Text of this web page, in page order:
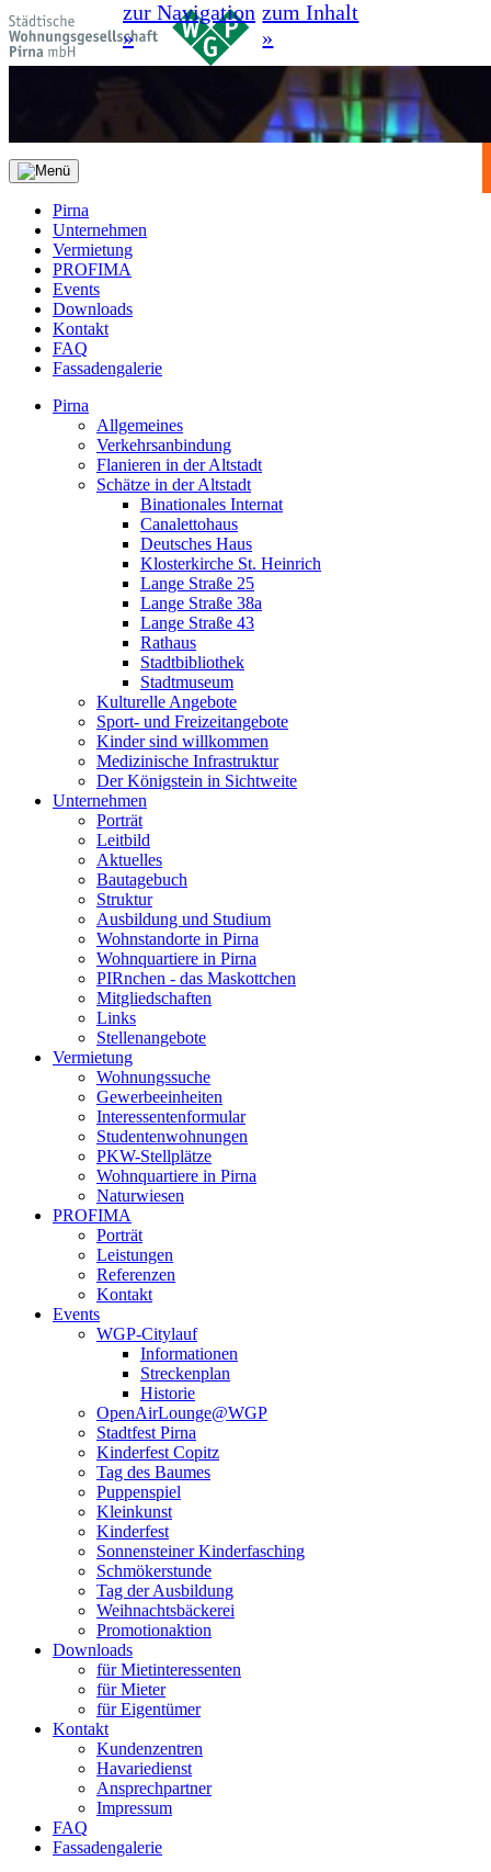
zur Navigation
»
zum Inhalt
»
Pirna
Unternehmen
Vermietung
PROFIMA
Events
Downloads
Kontakt
FAQ
Fassadengalerie
Pirna
Allgemeines
Verkehrsanbindung
Flanieren in der Altstadt
Schätze in der Altstadt
Binationales Internat
Canalettohaus
Deutsches Haus
Klosterkirche St. Heinrich
Lange Straße 25
Lange Straße 38a
Lange Straße 43
Rathaus
Stadtbibliothek
Stadtmuseum
Kulturelle Angebote
Sport- und Freizeitangebote
Kinder sind willkommen
Medizinische Infrastruktur
Der Königstein in Sichtweite
Unternehmen
Porträt
Leitbild
Aktuelles
Bautagebuch
Struktur
Ausbildung und Studium
Wohnstandorte in Pirna
Wohnquartiere in Pirna
PIRnchen - das Maskottchen
Mitgliedschaften
Links
Stellenangebote
Vermietung
Wohnungssuche
Gewerbeeinheiten
Interessentenformular
Studentenwohnungen
PKW-Stellplätze
Wohnquartiere in Pirna
Naturwiesen
PROFIMA
Porträt
Leistungen
Referenzen
Kontakt
Events
WGP-Citylauf
Informationen
Streckenplan
Historie
OpenAirLounge@WGP
Stadtfest Pirna
Kinderfest Copitz
Tag des Baumes
Puppenspiel
Kleinkunst
Kinderfest
Sonnensteiner Kinderfasching
Schmökerstunde
Tag der Ausbildung
Weihnachtsbäckerei
Promotionaktion
Downloads
für Mietinteressenten
für Mieter
für Eigentümer
Kontakt
Kundenzentren
Havariedienst
Ansprechpartner
Impressum
FAQ
Fassadengalerie